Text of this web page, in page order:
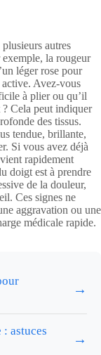
autres
la rougeur
léger rose pour
Avez-vous
à plier ou qu’il
? Cela peut indiquer
des tissus.
tendue, brillante,
Si vous avez déjà
rapidement
doigt est à prendre
de la douleur,
Ces signes ne
aggravation ou une
médicale rapide.
→
astuces
→